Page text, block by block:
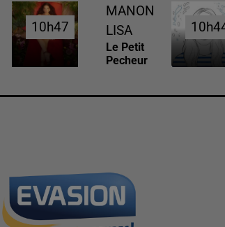
10h47
10h47
MANON
LISA
Le Petit
Pecheur